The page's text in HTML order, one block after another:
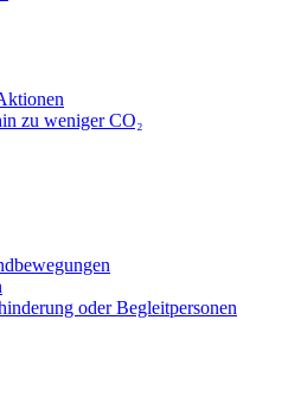
zu weniger CO₂
oder Begleitpersonen